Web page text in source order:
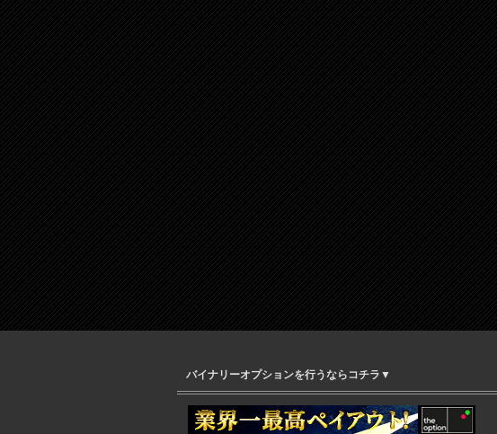
バイナリーオプションを行うならコチラ▼